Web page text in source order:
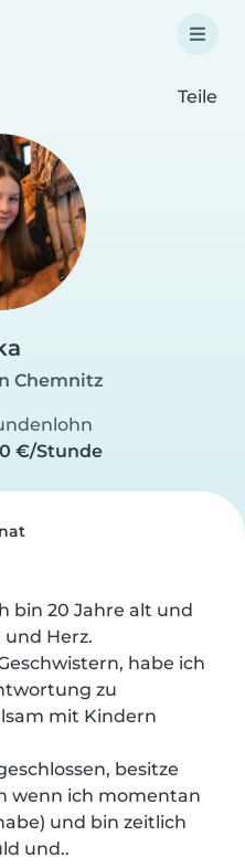
Teile
Chemnitz
€/Stunde
bin 20 Jahre alt und
Herz.
habe ich
zu
mit Kindern
besitze
wenn ich momentan
und bin zeitlich
und..